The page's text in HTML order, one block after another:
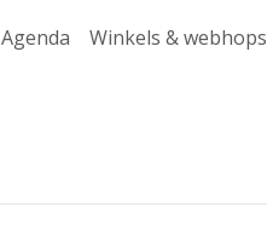
Agenda Winkels & webhops